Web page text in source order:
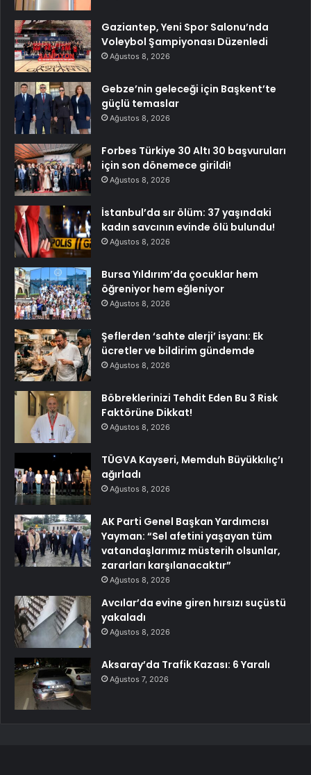
Gaziantep, Yeni Spor Salonu’nda
Voleybol Şampiyonası Düzenledi
Ağustos 8, 2026
Gebze’nin geleceği için Başkent’te
güçlü temaslar
Ağustos 8, 2026
Forbes Türkiye 30 Altı 30 başvuruları
için son dönemece girildi!
Ağustos 8, 2026
İstanbul’da sır ölüm: 37 yaşındaki
kadın savcının evinde ölü bulundu!
Ağustos 8, 2026
Bursa Yıldırım’da çocuklar hem
öğreniyor hem eğleniyor
Ağustos 8, 2026
Şeflerden ‘sahte alerji’ isyanı: Ek
ücretler ve bildirim gündemde
Ağustos 8, 2026
Böbreklerinizi Tehdit Eden Bu 3 Risk
Faktörüne Dikkat!
Ağustos 8, 2026
TÜGVA Kayseri, Memduh Büyükkılıç’ı
ağırladı
Ağustos 8, 2026
AK Parti Genel Başkan Yardımcısı
Yayman: “Sel afetini yaşayan tüm
vatandaşlarımız müsterih olsunlar,
zararları karşılanacaktır”
Ağustos 8, 2026
Avcılar’da evine giren hırsızı suçüstü
yakaladı
Ağustos 8, 2026
Aksaray’da Trafik Kazası: 6 Yaralı
Ağustos 7, 2026